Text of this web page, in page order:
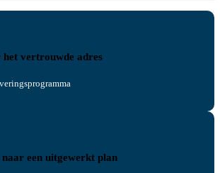
vertrouwde adres
een uitgewerkt plan